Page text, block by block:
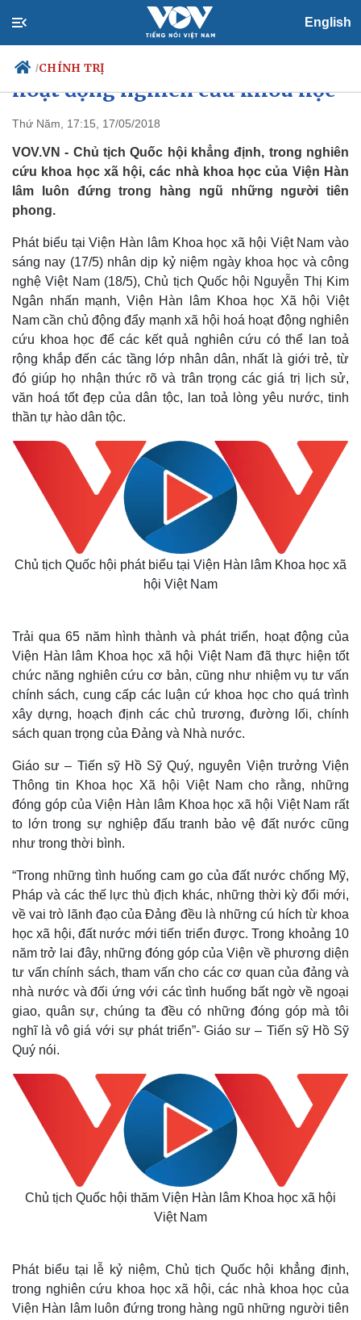
English
/CHÍNH TRỊ
Chính trị
Đảng
Tổ chức nhân sự
Quốc hội
Xã hội
Tin 24h
Dự báo thời tiết
Việc làm
Biển đảo
Cuộc sống đó đây
Multimedia
Video
Ảnh
E-Magazine
Cần đẩy mạnh xã hội hóa các
hoạt động nghiên cứu khoa học
Thứ Năm, 17:15, 17/05/2018
VOV.VN - Chủ tịch Quốc hội khẳng định, trong nghiên
cứu khoa học xã hội, các nhà khoa học của Viện Hàn
lâm luôn đứng trong hàng ngũ những người tiên
phong.
Phát biểu tại Viện Hàn lâm Khoa học xã hội Việt Nam vào
sáng nay (17/5) nhân dịp kỷ niệm ngày khoa học và công
nghệ Việt Nam (18/5), Chủ tịch Quốc hội Nguyễn Thị Kim
Ngân nhấn mạnh, Viện Hàn lâm Khoa học Xã hội Việt
Nam cần chủ động đẩy mạnh xã hội hoá hoạt động nghiên
cứu khoa học để các kết quả nghiên cứu có thể lan toả
rộng khắp đến các tầng lớp nhân dân, nhất là giới trẻ, từ
đó giúp họ nhận thức rõ và trân trọng các giá trị lịch sử,
văn hoá tốt đẹp của dân tộc, lan toả lòng yêu nước, tinh
thần tự hào dân tộc.
Chủ tịch Quốc hội phát biểu tại Viện Hàn lâm Khoa học xã
hội Việt Nam
Trải qua 65 năm hình thành và phát triển, hoạt động của
Viện Hàn lâm Khoa học xã hội Việt Nam đã thực hiện tốt
chức năng nghiên cứu cơ bản, cũng như nhiệm vụ tư vấn
chính sách, cung cấp các luận cứ khoa học cho quá trình
xây dựng, hoạch định các chủ trương, đường lối, chính
sách quan trọng của Đảng và Nhà nước.
Giáo sư – Tiến sỹ Hồ Sỹ Quý, nguyên Viện trưởng Viện
Thông tin Khoa học Xã hội Việt Nam cho rằng, những
đóng góp của Viện Hàn lâm Khoa học xã hội Việt Nam rất
to lớn trong sự nghiệp đấu tranh bảo vệ đất nước cũng
như trong thời bình.
“Trong những tình huống cam go của đất nước chống Mỹ,
Pháp và các thế lực thù địch khác, những thời kỳ đổi mới,
về vai trò lãnh đạo của Đảng đều là những cú hích từ khoa
học xã hội, đất nước mới tiến triển được. Trong khoảng 10
năm trở lai đây, những đóng góp của Viện về phương diện
tư vấn chính sách, tham vấn cho các cơ quan của đảng và
nhà nước và đối ứng với các tình huống bất ngờ về ngoại
giao, quân sự, chúng ta đều có những đóng góp mà tôi
nghĩ là vô giá với sự phát triển”- Giáo sư – Tiến sỹ Hồ Sỹ
Quý nói.
Chủ tịch Quốc hội thăm Viện Hàn lâm Khoa học xã hội
Việt Nam
Phát biểu tại lễ kỷ niệm, Chủ tịch Quốc hội khẳng định,
trong nghiên cứu khoa học xã hội, các nhà khoa học của
Viện Hàn lâm luôn đứng trong hàng ngũ những người tiên